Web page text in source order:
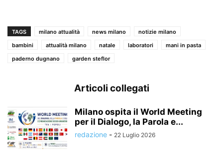
TAGS milano attualità news milano
notizie milano
bambini
attualità milano natale laboratori
mani in pasta
paderno dugnano
garden steflor
Articoli collegati
Milano ospita il World Meeting
per il Dialogo, la Parola e...
redazione - 22 Luglio 2026